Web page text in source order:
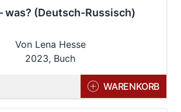
was? (Deutsch-Russisch)
Von Lena Hesse
2023, Buch
WARENKORB